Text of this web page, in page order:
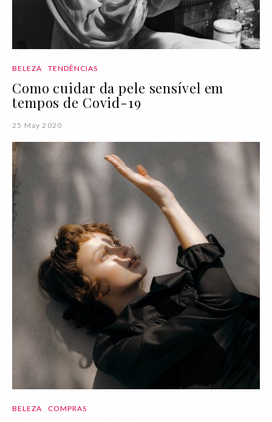
BELEZA TENDÊNCIAS
Como cuidar da pele sensível em
tempos de Covid-19
25 May 2020
BELEZA COMPRAS